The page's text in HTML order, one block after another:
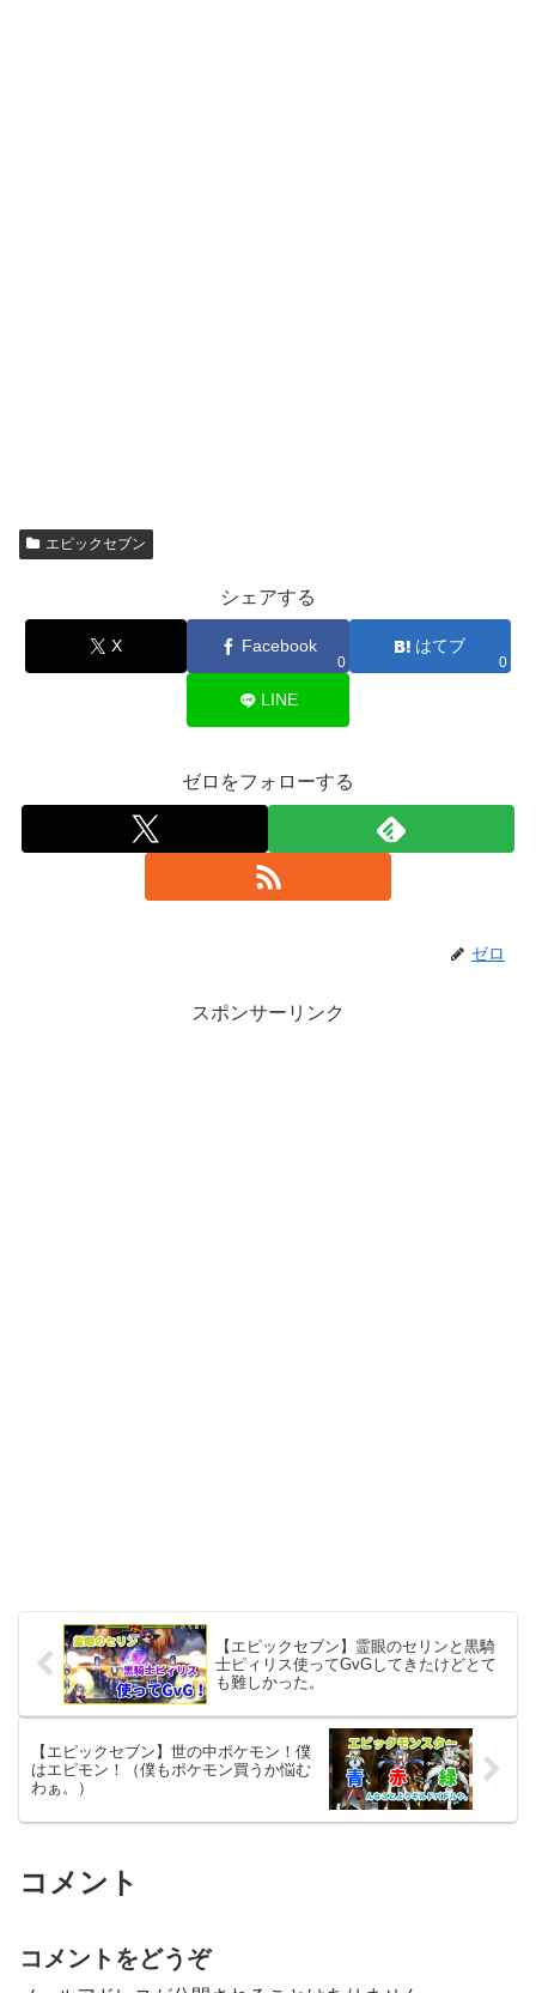
エピックセブン
シェアする
X Facebook
0
はてブ
0
LINE
ゼロをフォローする
ゼロ
スポンサーリンク
【エピックセブン】霊眼のセリンと黒騎
士ピィリス使ってGvGしてきたけどとて
も難しかった。
【エピックセブン】世の中ポケモン！僕
はエピモン！（僕もポケモン買うか悩む
わぁ。）
コメント
コメントをどうぞ